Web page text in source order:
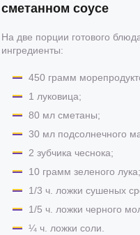
сметанном соусе
На две порции готового
ингредиенты:
450 грамм
1 луковица;
80 мл сметаны;
30 мл подсолнечного
2 зубчика чеснока;
10 грамм зеленого лука;
1/3 ч. ложки сушеных
1/5 ч. ложки черного
¼ ч. ложки соли.